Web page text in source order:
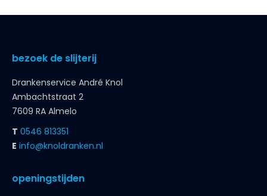
bezoek de slijterij
Drankenservice André Knol
Ambachtstraat 2
7609 RA Almelo
T 0546 813351
E info@knoldranken.nl
openingstijden